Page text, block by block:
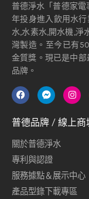
普德淨水「普德家電
年投身進入飲用水
水,水素水,開水機,淨
灣製造。至今已有
金質獎。現已是中
品牌。
普德品牌 / 線上商
關於普德淨水
專利與認證
服務據點＆展示中心
產品型錄下載專區